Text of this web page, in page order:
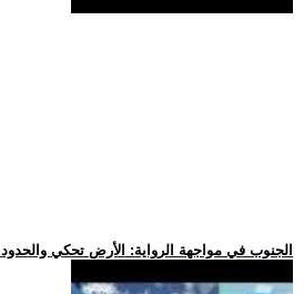
.. لبنان Online | الجنوب في مواجهة الرواية: الأرض تحكي والحدود